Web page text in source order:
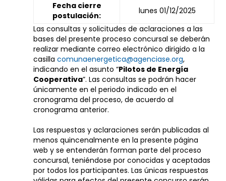
Fecha cierre
postulación:
lunes 01/12/2025
Las consultas y solicitudes de aclaraciones a las
bases del presente proceso concursal se deberán
realizar mediante correo electrónico dirigido a la
casillacomunaenergetica@agenciase.org,
indicando en el asunto “Pilotos de Energía
Cooperativa”. Las consultas se podrán hacer
únicamente en el periodo indicado en el
cronograma del proceso, de acuerdo al
cronograma anterior.
Las respuestas y aclaraciones serán publicadas al
menos quincenalmente en la presente página
web y se entenderán forman parte del proceso
concursal, teniéndose por conocidas y aceptadas
por todos los participantes. Las únicas respuestas